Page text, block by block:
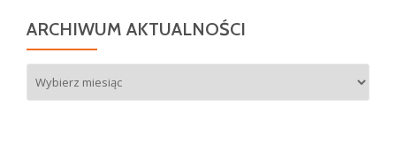
ARCHIWUM AKTUALNOŚCI
aktualności